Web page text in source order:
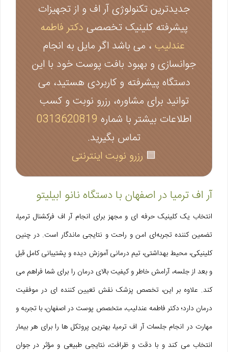
جدیدترین تکنولوژی آر اف و از تجهیزات
پیشرفته کلینیک تخصصی دکتر فاطمه
عندلیب ، می باشد اگر مایل به انجام
جوانسازی و بهبود بافت پوست خود با این
دستگاه پیشرفته و کاربردی هستید، می‌
توانید برای مشاوره، رزرو نوبت و کسب
اطلاعات بیشتر با شماره 0313620819
تماس بگیرید.
🟦 رزرو نوبت اینترنتی
آر اف ترمیا در اصفهان با دستگاه نانو ابیلیتو
انتخاب یک کلینیک حرفه‌ ای و مجهز برای انجام آر اف فرکشنال ترمیا،
تضمین‌ کننده تجربه‌ای امن و راحت و نتایجی ماندگار است. در چنین
کلینیکی، محیط بهداشتی، تیم درمانی آموزش‌ دیده و پشتیبانی کامل قبل
و بعد از جلسه، آرامش خاطر و کیفیت بالای درمان را برای شما فراهم می‌
کند. علاوه بر این، تخصص پزشک نقش تعیین‌ کننده‌ ای در موفقیت
درمان دارد؛ دکتر فاطمه عندلیب، متخصص پوست در اصفهان، با تجربه و
مهارت در انجام جلسات آر اف ترمیا، بهترین پروتکل‌ ها را برای هر بیمار
انتخاب می‌ کند و با دقت و ظرافت، نتایجی طبیعی و مؤثر در جوان‌